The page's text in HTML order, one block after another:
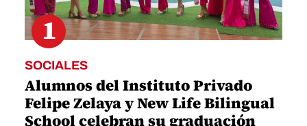
1
SOCIALES
Alumnos del Instituto Privado
Felipe Zelaya y New Life Bilingual
School celebran su graduación